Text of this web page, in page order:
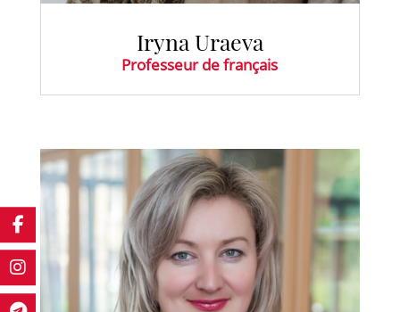
Iryna Uraeva
Professeur de français